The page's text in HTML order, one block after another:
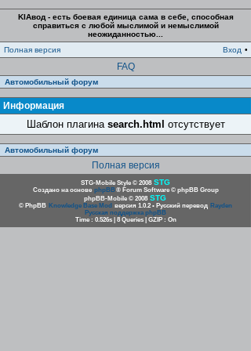
KIAвод - есть боевая единица сама в себе, способная
справиться с любой мыслимой и немыслимой
неожиданностью...
Полная версия
Вход •
FAQ
Автомобильный форум
Информация
Шаблон плагина search.html отсутствует
Автомобильный форум
Полная версия
STG-Mobile Style © 2008 STG
Создано на основе phpBB® Forum Software © phpBB Group
phpBB-Mobile © 2008 STG
© PhpBB Knowledge Base Mod версия 1.0.2 • Русский перевод Rayden
Русская поддержка phpBB
Time : 0.526s | 8 Queries | GZIP : On